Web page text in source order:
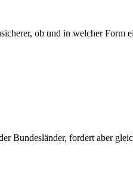
ob und in welcher Form
Bundesländer, fordert aber